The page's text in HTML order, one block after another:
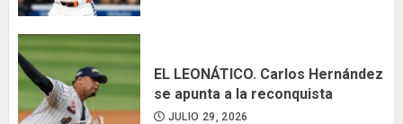
EL LEONÁTICO. Carlos Hernández
se apunta a la reconquista
JULIO 29, 2026